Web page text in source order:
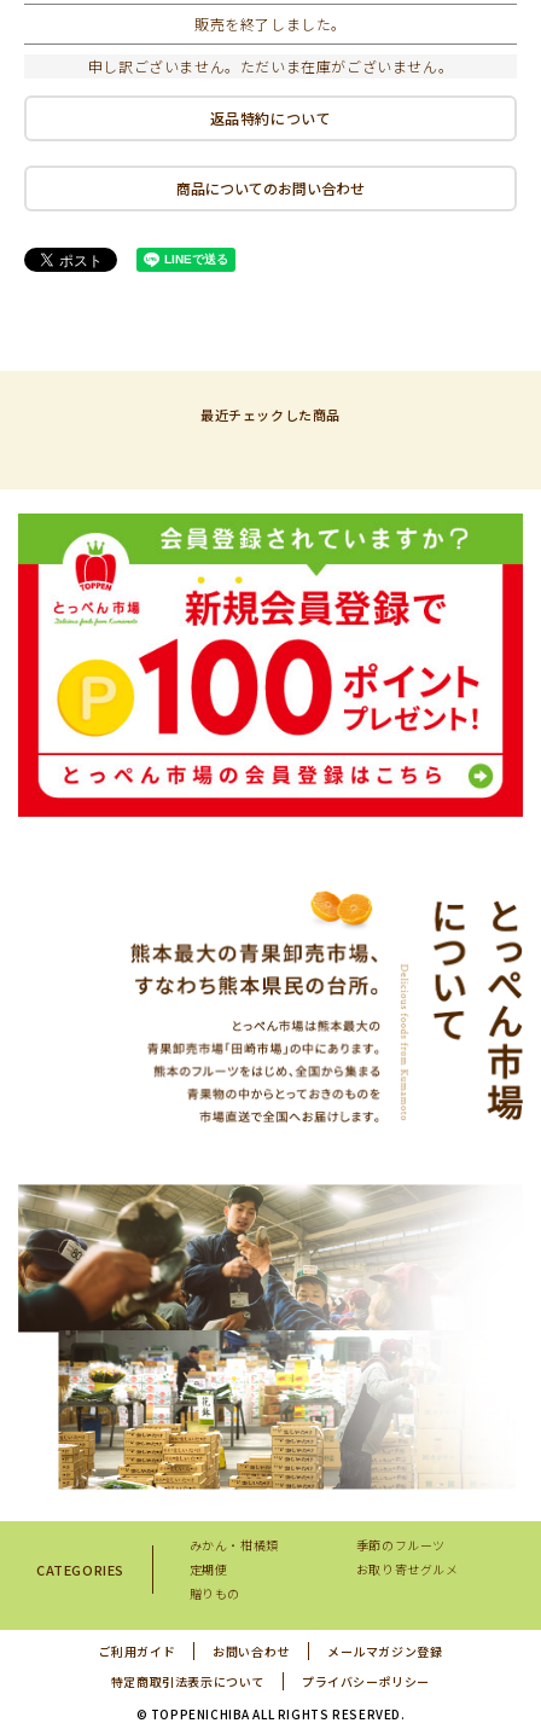
販売を終了しました。
申し訳ございません。ただいま在庫がございません。
返品特約について
商品についてのお問い合わせ
最近チェックした商品
CATEGORIES
みかん・柑橘類
季節のフルーツ
定期便
お取り寄せグルメ
贈りもの
ご利用ガイド お問い合わせ
メールマガジン登録
特定商取引法表示について
プライバシーポリシー
© TOPPENICHIBA ALL RIGHTS RESERVED.